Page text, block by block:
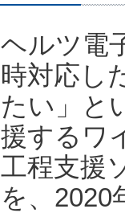
ヘルツ電
時対応し
たい」と
援するワ
工程支援
を、2020